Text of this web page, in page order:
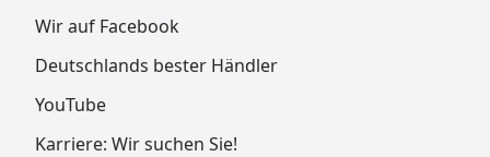
Wir auf Facebook
Deutschlands bester Händler
YouTube
Karriere: Wir suchen Sie!